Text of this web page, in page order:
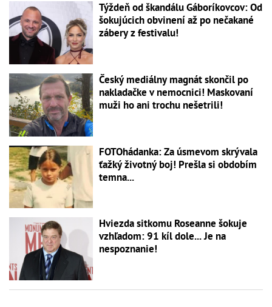
Týždeň od škandálu Gáboríkovcov: Od
šokujúcich obvinení až po nečakané
zábery z festivalu!
Český mediálny magnát skončil po
nakladačke v nemocnici! Maskovaní
muži ho ani trochu nešetrili!
FOTOhádanka: Za úsmevom skrývala
ťažký životný boj! Prešla si obdobím
temna...
Hviezda sitkomu Roseanne šokuje
vzhľadom: 91 kíl dole... Je na
nespoznanie!